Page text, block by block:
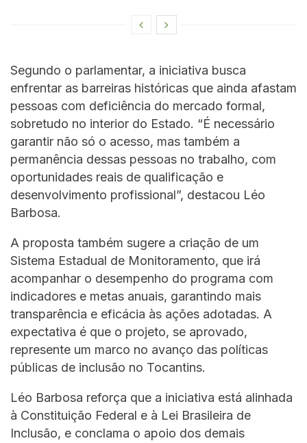
Segundo o parlamentar, a iniciativa busca
enfrentar as barreiras históricas que ainda afastam
pessoas com deficiência do mercado formal,
sobretudo no interior do Estado. “É necessário
garantir não só o acesso, mas também a
permanência dessas pessoas no trabalho, com
oportunidades reais de qualificação e
desenvolvimento profissional”, destacou Léo
Barbosa.
A proposta também sugere a criação de um
Sistema Estadual de Monitoramento, que irá
acompanhar o desempenho do programa com
indicadores e metas anuais, garantindo mais
transparência e eficácia às ações adotadas. A
expectativa é que o projeto, se aprovado,
represente um marco no avanço das políticas
públicas de inclusão no Tocantins.
Léo Barbosa reforça que a iniciativa está alinhada
à Constituição Federal e à Lei Brasileira de
Inclusão, e conclama o apoio dos demais